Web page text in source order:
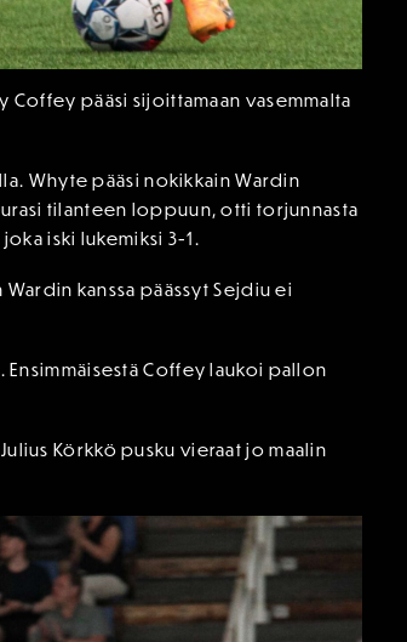
pääsi sijoittamaan vasemmalta
Whyte pääsi nokikkain Wardin
tilanteen loppuun, otti torjunnasta
iski lukemiksi 3-1.
kanssa päässyt Sejdiu ei
Coffey laukoi pallon
Körkkö pusku vieraat jo maalin